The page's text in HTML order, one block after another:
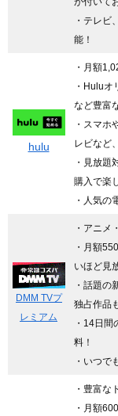
・テレビ
能！
hulu
・月額
・Huluオ
など豊富
・スマホ
レビなど
・見放題
購入で楽
・人気の
DMM TVプ
レミアム
・アニメ
・月額
いほど見
・話題の
独占作品
・14日
料！
・いつで
・豊富な
・月額